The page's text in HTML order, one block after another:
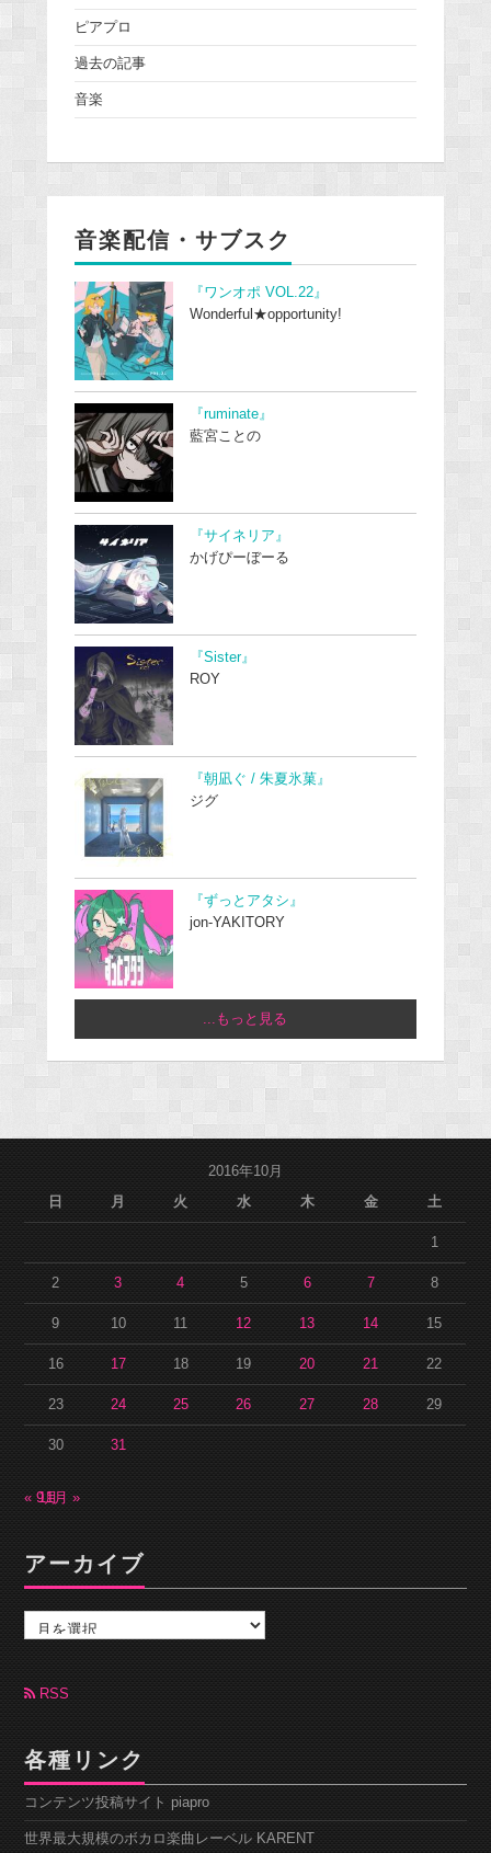
ピアプロ
過去の記事
音楽
音楽配信・サブスク
『ワンオポ VOL.22』
Wonderful★opportunity!
『ruminate』
藍宮ことの
『サイネリア』
かげぴーぼーる
『Sister』
ROY
『朝凪ぐ / 朱夏氷菓』
ジグ
『ずっとアタシ』
jon-YAKITORY
...もっと見る
2016年10月
日
月 火 水 木 金 土
1
2 3 4 5 6 7 8
9 10 11 12 13 14 15
16 17 18 19 20 21 22
23 24 25 26 27 28 29
30 31
« 9月
11月 »
アーカイブ
カ
ブ RSS
各種リンク
コンテンツ投稿サイト piapro
世界最大規模のボカロ楽曲レーベル KARENT